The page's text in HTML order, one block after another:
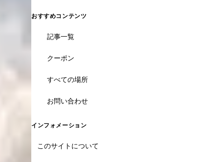
おすすめコンテンツ
記事一覧
クーポン
すべての場所
お問い合わせ
インフォメーション
このサイトについて